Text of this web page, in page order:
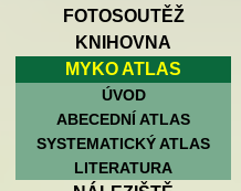
FOTOSOUTĚŽ
KNIHOVNA
MYKO ATLAS
ÚVOD
ABECEDNÍ ATLAS
SYSTEMATICKÝ ATLAS
LITERATURA